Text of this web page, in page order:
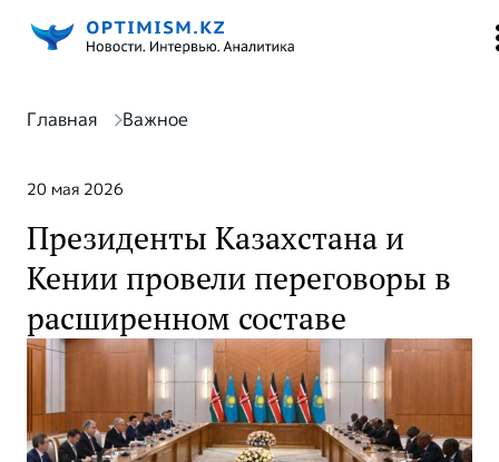
Главная Важное
20 мая 2026
Президенты Казахстана и
Кении провели переговоры в
расширенном составе